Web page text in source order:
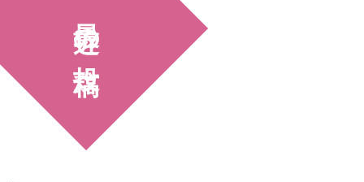
最近の投稿